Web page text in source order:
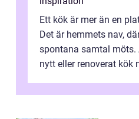
Ett kök är mer än en
Det är hemmets nav,
spontana samtal möts.
nytt eller renoverat kök